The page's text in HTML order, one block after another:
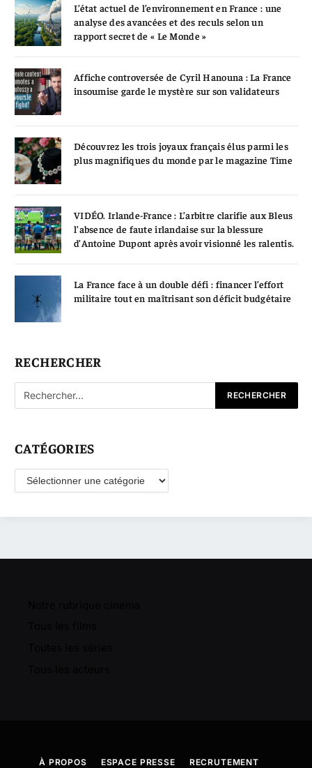
L’état actuel de l’environnement en France : une
analyse des avancées et des reculs selon un
rapport secret de « Le Monde »
Affiche controversée de Cyril Hanouna : La France
insoumise garde le mystère sur son validateurs
Découvrez les trois joyaux français élus parmi les
plus magnifiques du monde par le magazine Time
VIDÉO. Irlande-France : L’arbitre clarifie aux Bleus
l’absence de faute irlandaise sur la blessure
d’Antoine Dupont après avoir visionné les ralentis.
La France face à un double défi : financer l’effort
militaire tout en maîtrisant son déficit budgétaire
RECHERCHER
CATÉGORIES
Catégories
À PROPOS ESPACE PRESSE RECRUTEMENT